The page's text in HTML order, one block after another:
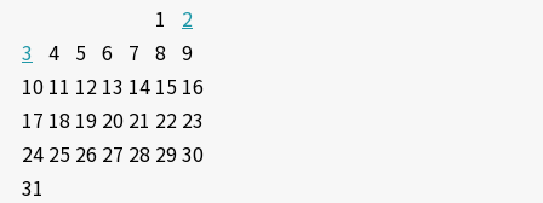
1
2
3 4 5 6 7 8 9
10 11 12 13 14 15 16
17 18 19 20 21 22 23
24 25 26 27 28 2930
31